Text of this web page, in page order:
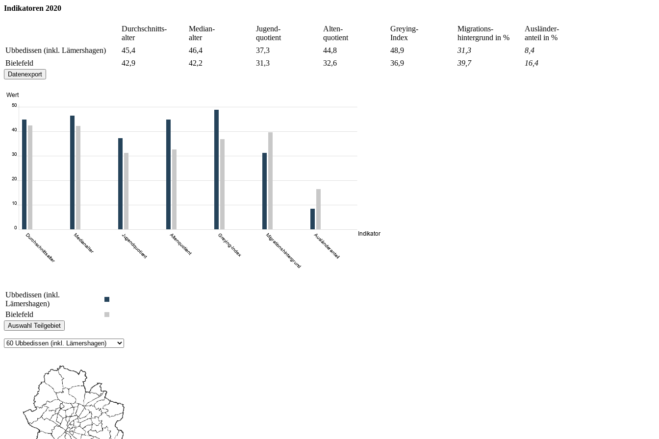
Indikatoren 2020
Durchschnitts-
alter
Median-
alter
Jugend-
quotient
Alten-
quotient
Greying-
Index
Migrations-
hintergrund in %
Ausländer-
anteil in %
Ubbedissen (inkl. Lämershagen)
45,4 46,4 37,3 44,8 48,9 31,3
8,4
Bielefeld
42,9 42,2 31,3 32,6 36,9 39,7 16,4
Ubbedissen (inkl.
Lämershagen)
Bielefeld